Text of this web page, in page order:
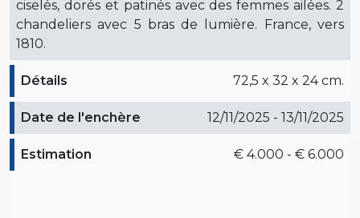
ciselés, dorés et patinés avec des femmes ailées. 2
chandeliers avec 5 bras de lumière. France, vers
1810.
Détails 72,5 x 32 x 24 cm.
Date de l'enchère 12/11/2025 - 13/11/2025
Estimation € 4.000 - € 6.000